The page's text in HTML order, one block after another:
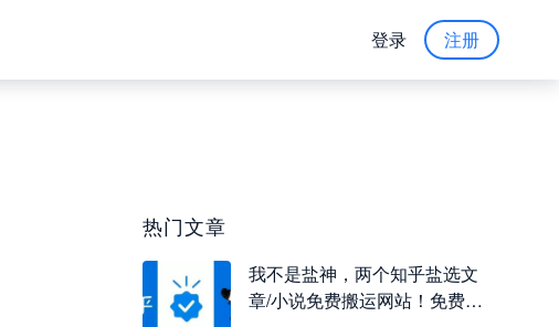
注册
登录
热门文章
我不是盐神，两个知乎盐选文
章/小说免费搬运网站！免费看